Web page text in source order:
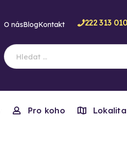
O násBlogKontakt 222 313 010
Pro koho Lokalita